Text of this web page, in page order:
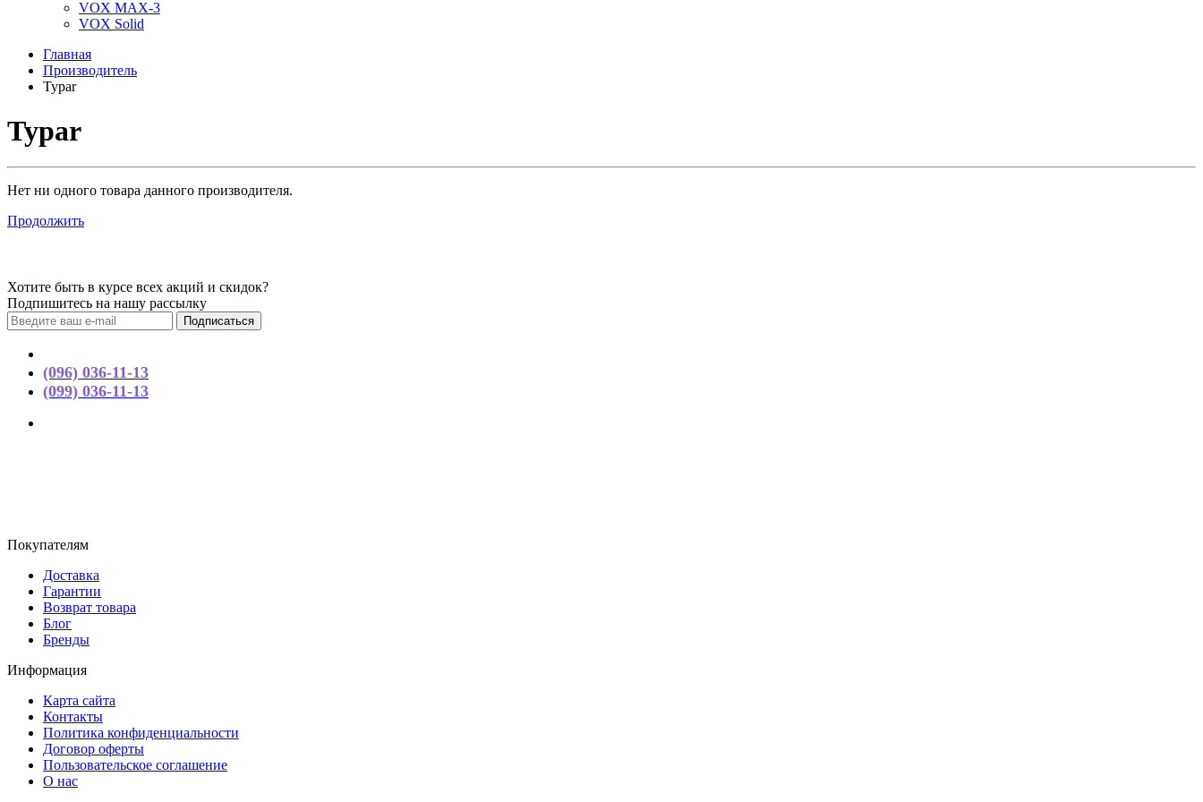
VOX MAX-3
VOX Solid
Главная
Производитель
Typar
Typar
Нет ни одного товара данного производителя.
Продолжить
Хотите быть в курсе всех акций и скидок?
Подпишитесь на нашу рассылку
Подписаться
(096) 036-11-13
(099) 036-11-13
Покупателям
Доставка
Гарантии
Возврат товара
Блог
Бренды
Информация
Карта сайта
Контакты
Политика конфиденциальности
Договор оферты
Пользовательское соглашение
О нас